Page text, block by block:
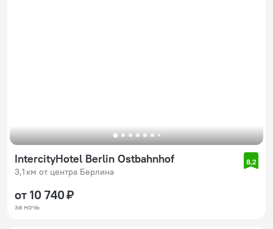
IntercityHotel Berlin Ostbahnhof
3,1 км от центра Берлина
8,2
от 10 740 ₽
за ночь